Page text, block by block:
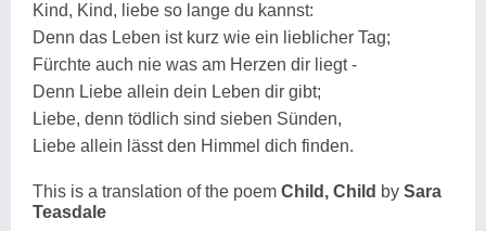
Kind, Kind, liebe so lange du kannst:
Denn das Leben ist kurz wie ein lieblicher Tag;
Fürchte auch nie was am Herzen dir liegt -
Denn Liebe allein dein Leben dir gibt;
Liebe, denn tödlich sind sieben Sünden,
Liebe allein lässt den Himmel dich finden.
This is a translation of the poem Child, Child by Sara
Teasdale